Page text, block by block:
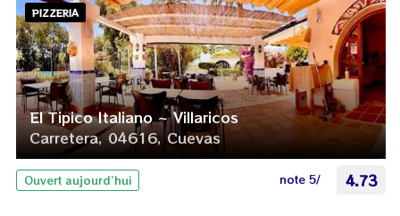
PIZZERIA
El Tipico Italiano ~ Villaricos
Carretera, 04616, Cuevas
Ouvert aujourd’hui note 5/ 4.73